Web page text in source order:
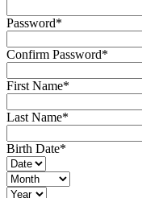
Password*
Confirm Password*
First Name*
Last Name*
Birth Date*